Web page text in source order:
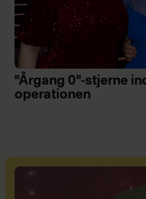
"Årgang 0"-stjerne
operationen